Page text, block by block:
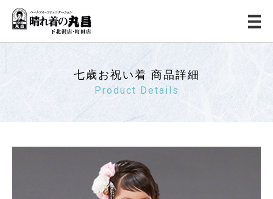
七歳お祝い着 商品詳細
Product Details